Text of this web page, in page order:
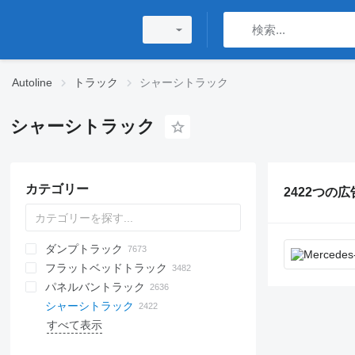
Autoline トラック シャーシトラック
シャーシトラック
カテゴリー
ダンプトラック
フラットベッドトラック
パネルバントラック
シャーシトラック
すべて表示
2422つの